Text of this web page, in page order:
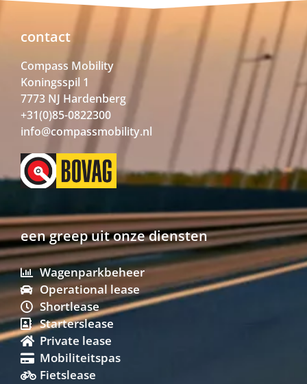
contact
Compass Mobility
Koningsspil 1
7773 NJ Hardenberg
+31(0)85-0822300
info@compassmobility.nl
een greep uit onze diensten
Wagenparkbeheer
Operational lease
Shortlease
Starterslease
Private lease
Mobiliteitspas
Fietslease